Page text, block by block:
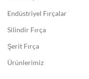
Endüstriyel Fırçalar
Silindir Fırça
Şerit Fırça
Ürünlerimiz